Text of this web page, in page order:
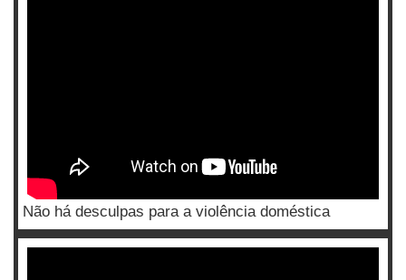
Não há desculpas para a violência doméstica